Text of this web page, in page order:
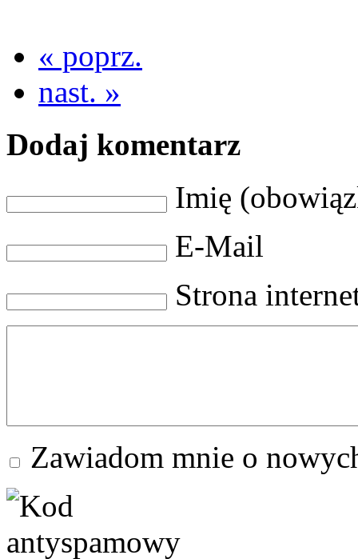
« poprz.
nast. »
Dodaj komentarz
Imię
E-Mail
Strona
Zawiadom mnie o